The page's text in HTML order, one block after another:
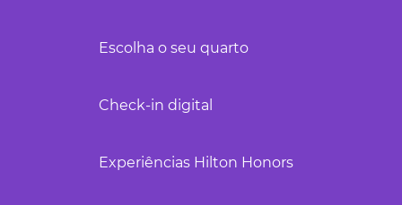
Escolha o seu quarto
Check-in digital
Experiências Hilton Honors